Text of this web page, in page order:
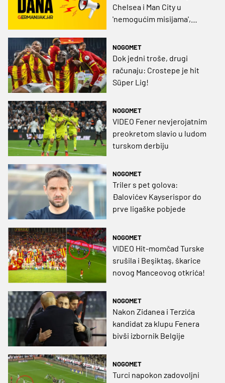
Chelsea i Man City u
'nemogućim misijama',
Galatasaray
NOGOMET
Dok jedni troše, drugi
računaju: Crostepe je hit
Süper Lig!
NOGOMET
VIDEO Fener nevjerojatnim
preokretom slavio u ludom
turskom derbiju
NOGOMET
Triler s pet golova:
Đalovićev Kayserispor do
prve ligaške pobjede
NOGOMET
VIDEO Hit-momčad Turske
srušila i Beşiktaş, škarice
novog Manceovog otkrića!
NOGOMET
Nakon Zidanea i Terzića
kandidat za klupu Fenera
bivši izbornik Belgije
NOGOMET
Turci napokon zadovoljni